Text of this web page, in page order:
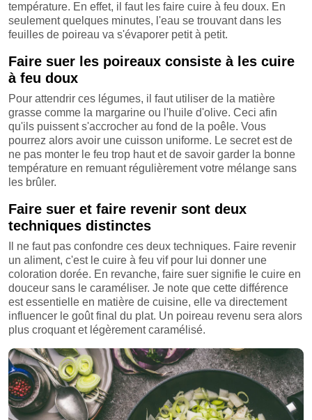
température. En effet, il faut les faire cuire à feu doux. En
seulement quelques minutes, l'eau se trouvant dans les
feuilles de poireau va s'évaporer petit à petit.
Faire suer les poireaux consiste à les cuire
à feu doux
Pour attendrir ces légumes, il faut utiliser de la matière
grasse comme la margarine ou l'huile d'olive. Ceci afin
qu'ils puissent s'accrocher au fond de la poêle. Vous
pourrez alors avoir une cuisson uniforme. Le secret est de
ne pas monter le feu trop haut et de savoir garder la bonne
température en remuant régulièrement votre mélange sans
les brûler.
Faire suer et faire revenir sont deux
techniques distinctes
Il ne faut pas confondre ces deux techniques. Faire revenir
un aliment, c'est le cuire à feu vif pour lui donner une
coloration dorée. En revanche, faire suer signifie le cuire en
douceur sans le caraméliser. Je note que cette différence
est essentielle en matière de cuisine, elle va directement
influencer le goût final du plat. Un poireau revenu sera alors
plus croquant et légèrement caramélisé.